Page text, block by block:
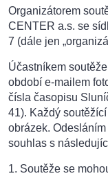
Organizátorem
CENTER a.s. se
7 (dále jen
Účastníkem
období e-mailem
čísla časopisu
41). Každý
obrázek.
souhlas s
1. Soutěže se